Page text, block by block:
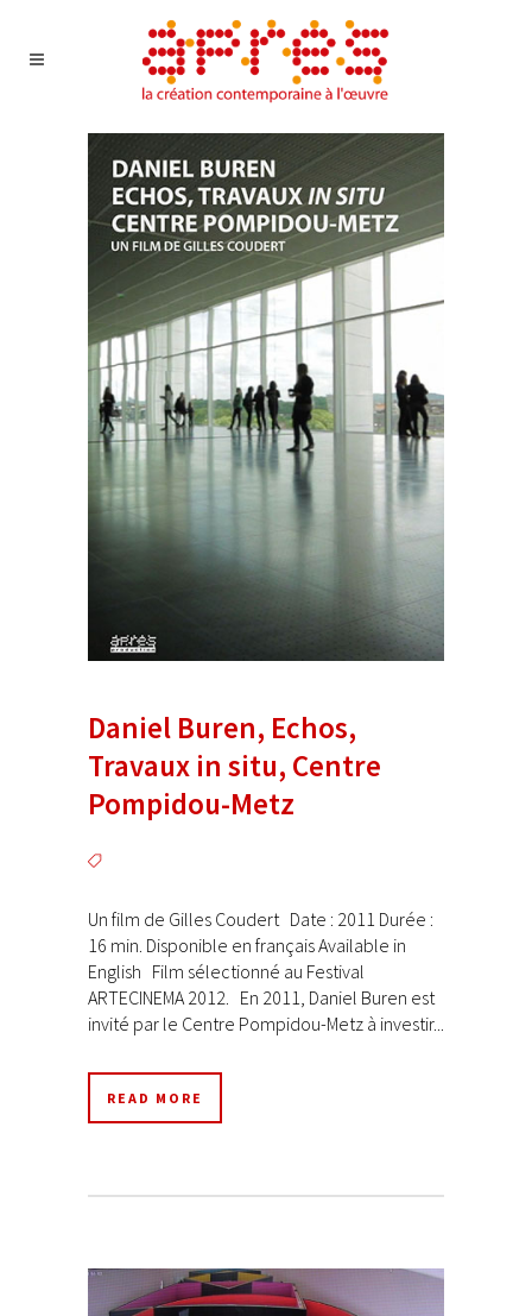
Daniel Buren, Echos,
Travaux in situ, Centre
Pompidou-Metz
Un film de Gilles Coudert Date : 2011 Durée :
16 min. Disponible en français Available in
English Film sélectionné au Festival
ARTECINEMA 2012. En 2011, Daniel Buren est
invité par le Centre Pompidou-Metz à investir...
READ MORE